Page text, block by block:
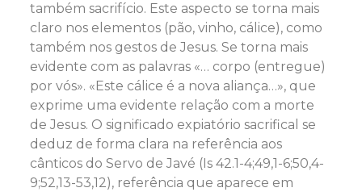
também sacrifício. Este aspecto se torna mais
claro nos elementos (pão, vinho, cálice), como
também nos gestos de Jesus. Se torna mais
evidente com as palavras «… corpo (entregue)
por vós». «Este cálice é a nova aliança…», que
exprime uma evidente relação com a morte
de Jesus. O significado expiatório sacrifical se
deduz de forma clara na referência aos
cânticos do Servo de Javé (Is 42.1-4;49,1-6;50,4-
9;52,13-53,12), referência que aparece em